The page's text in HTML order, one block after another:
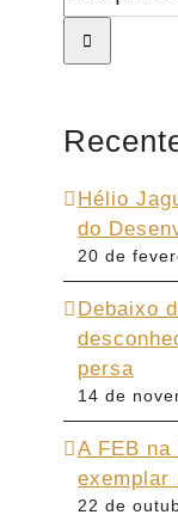
resultados
para:
Hélio
do
20 de
Debaixo
persa
14 de
A FEB
exemplar
22 de